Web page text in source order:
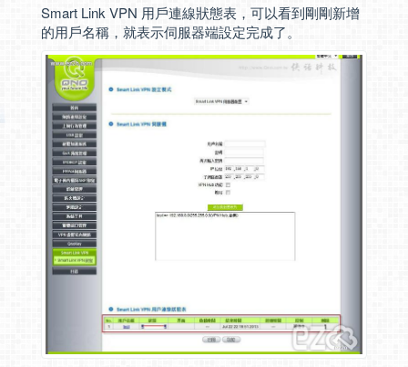
Smart Link VPN 用戶連線狀態表，可以看到剛剛新增
的用戶名稱，就表示伺服器端設定完成了。